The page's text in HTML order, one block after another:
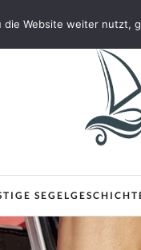
die Website weiter nutzt,